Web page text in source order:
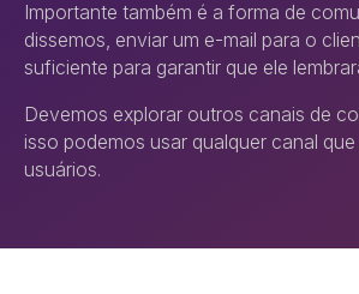
Importante também é a forma de
dissemos, enviar um e-mail para o
suficiente para garantir que ele
Devemos explorar outros canais de
isso podemos usar qualquer canal
usuários.